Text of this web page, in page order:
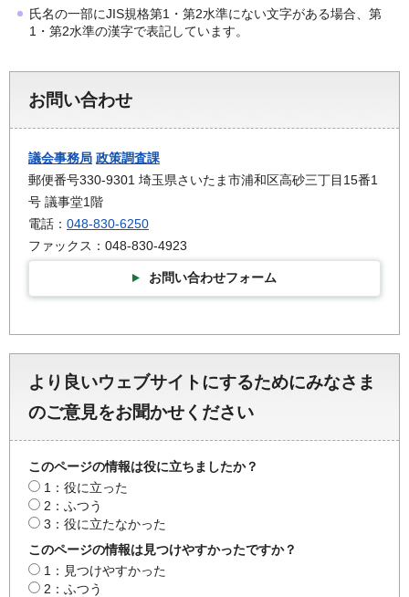
氏名の一部にJIS規格第1・第2水準にない文字がある場合、第
1・第2水準の漢字で表記しています。
お問い合わせ
議会事務局 政策調査課
郵便番号330-9301 埼玉県さいたま市浦和区高砂三丁目15番1
号 議事堂1階
電話： 048-830-6250
ファックス：048-830-4923
お問い合わせフォーム
より良いウェブサイトにするためにみなさま
のご意見をお聞かせください
このページの情報は役に立ちましたか？
1：役に立った
2：ふつう
3：役に立たなかった
このページの情報は見つけやすかったですか？
1：見つけやすかった
2：ふつう